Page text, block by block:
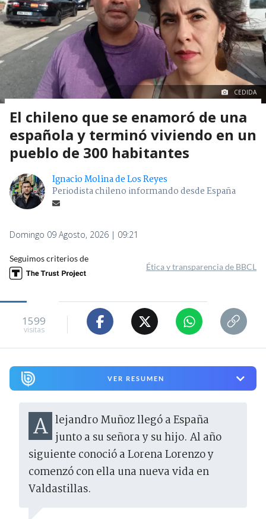
CEDIDA
El chileno que se enamoró de una
española y terminó viviendo en un
pueblo de 300 habitantes
Ignacio Molina de Los Reyes
Periodista chileno informando desde España
Domingo 09 Agosto, 2026 | 09:21
Seguimos criterios de
Ética y transparencia de BBCL
1599
visitas
VER RESUMEN
Alejandro Muñoz llegó a España junto a su señora y su hijo. Al año
siguiente conoció a Lorena Lorenzo y
comenzó con ella una nueva vida en
Valdastillas.